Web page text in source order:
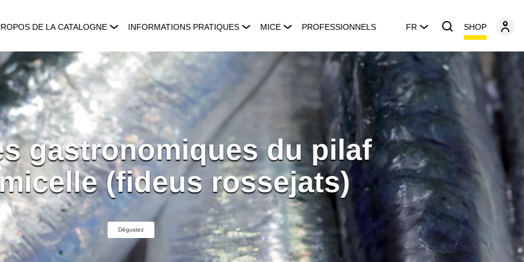
DE LA CATALOGNE INFORMATIONS PRATIQUES MICE PROFESSIONNELS FR SHOP
gastronomiques du pilaf
(fideus rossejats)
Dégustez